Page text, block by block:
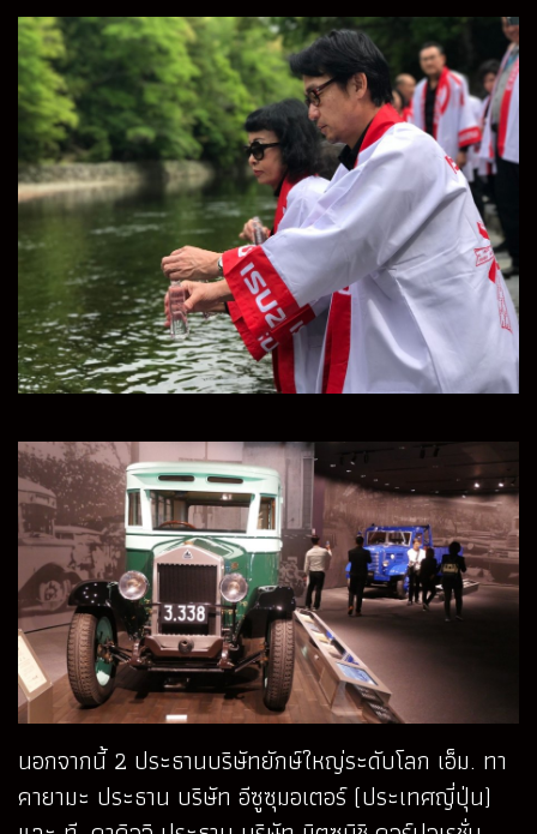
นอกจากนี้ 2 ประธานบริษัทยักษ์ใหญ่ระดับโลก เอ็ม. ทา
คายามะ ประธาน บริษัท อีซูซุมอเตอร์ (ประเทศญี่ปุ่น)